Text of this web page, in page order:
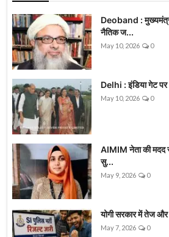
Deoband :
नैतिक ज...
May 10, 2026 0
Delhi : इंडिया गेट
May 10, 2026 0
AIMIM नेता की मदद
सु...
May 9, 2026 0
योगी सरकार में तेज और
May 7, 2026 0